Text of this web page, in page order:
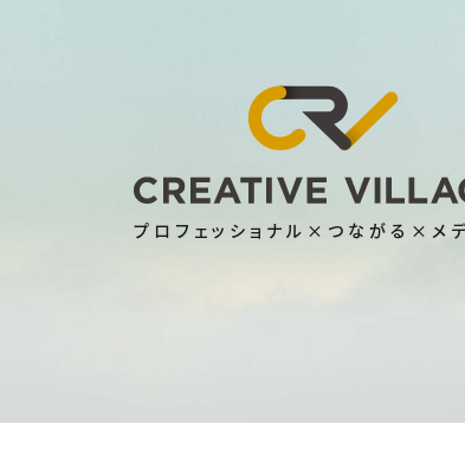
プロフェッショナル×つながる×メ